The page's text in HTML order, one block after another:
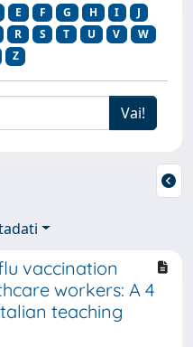
E F G H I
J
R S T U V
W
Z
vaccination
workers: A 4
teaching